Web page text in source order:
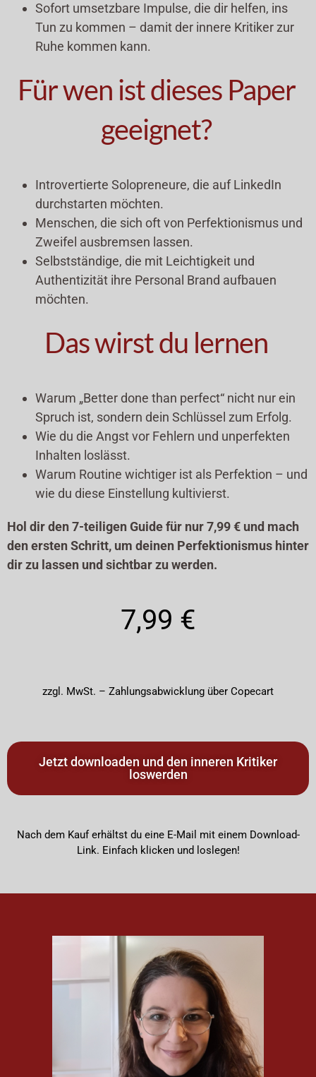
Sofort umsetzbare Impulse, die dir helfen, ins
Tun zu kommen – damit der innere Kritiker zur
Ruhe kommen kann.
Für wen ist dieses Paper
geeignet?
Introvertierte Solopreneure, die auf LinkedIn
durchstarten möchten.
Menschen, die sich oft von Perfektionismus und
Zweifel ausbremsen lassen.
Selbstständige, die mit Leichtigkeit und
Authentizität ihre Personal Brand aufbauen
möchten.
Das wirst du lernen
Warum „Better done than perfect“ nicht nur ein
Spruch ist, sondern dein Schlüssel zum Erfolg.
Wie du die Angst vor Fehlern und unperfekten
Inhalten loslässt.
Warum Routine wichtiger ist als Perfektion – und
wie du diese Einstellung kultivierst.
Hol dir den 7-teiligen Guide für nur 7,99 € und mach
den ersten Schritt, um deinen Perfektionismus hinter
dir zu lassen und sichtbar zu werden.
7,99 €
zzgl. MwSt. – Zahlungsabwicklung über Copecart
Jetzt downloaden und den inneren Kritiker
loswerden
Nach dem Kauf erhältst du eine E-Mail mit einem Download-
Link. Einfach klicken und loslegen!